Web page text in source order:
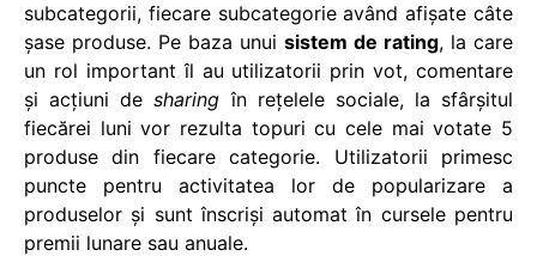
subcategorii, fiecare subcategorie având afişate câte
şase produse. Pe baza unui sistem de rating, la care
un rol important îl au utilizatorii prin vot, comentare
şi acţiuni desharing în reţelele sociale, la sfârşitul
fiecărei luni vor rezulta topuri cu cele mai votate 5
produse din fiecare categorie. Utilizatorii primesc
puncte pentru activitatea lor de popularizare a
produselor şi sunt înscrişi automat în cursele pentru
premii lunare sau anuale.